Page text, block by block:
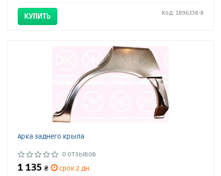
КУПИТЬ Код: 1896338-8
Арка заднего крыла
0 отзывов
1 135 ₴
срок 2 дн.